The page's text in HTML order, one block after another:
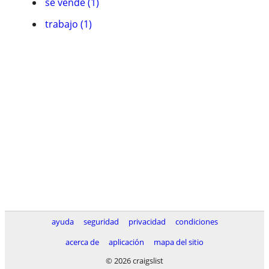
trabajo (1)
ayuda seguridad privacidad
condiciones
acerca de
aplicación
mapa del sitio
© 2026 craigslist